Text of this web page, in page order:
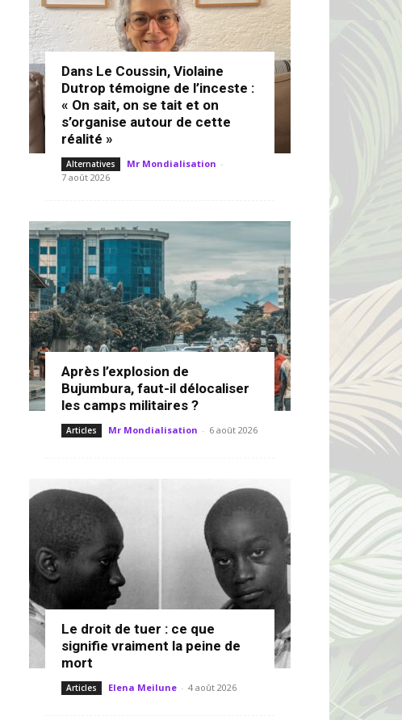
Dans Le Coussin, Violaine
Dutrop témoigne de l’inceste :
« On sait, on se tait et on
s’organise autour de cette
réalité »
Alternatives Mr Mondialisation -
7 août 2026
Après l’explosion de
Bujumbura, faut-il délocaliser
les camps militaires ?
Articles Mr Mondialisation - 6 août 2026
Le droit de tuer : ce que
signifie vraiment la peine de
mort
Articles Elena Meilune - 4 août 2026